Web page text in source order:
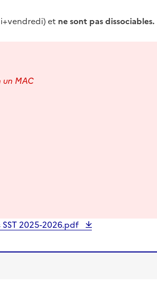
et ne sont pas dissociables.
un MAC
2025-2026.pdf